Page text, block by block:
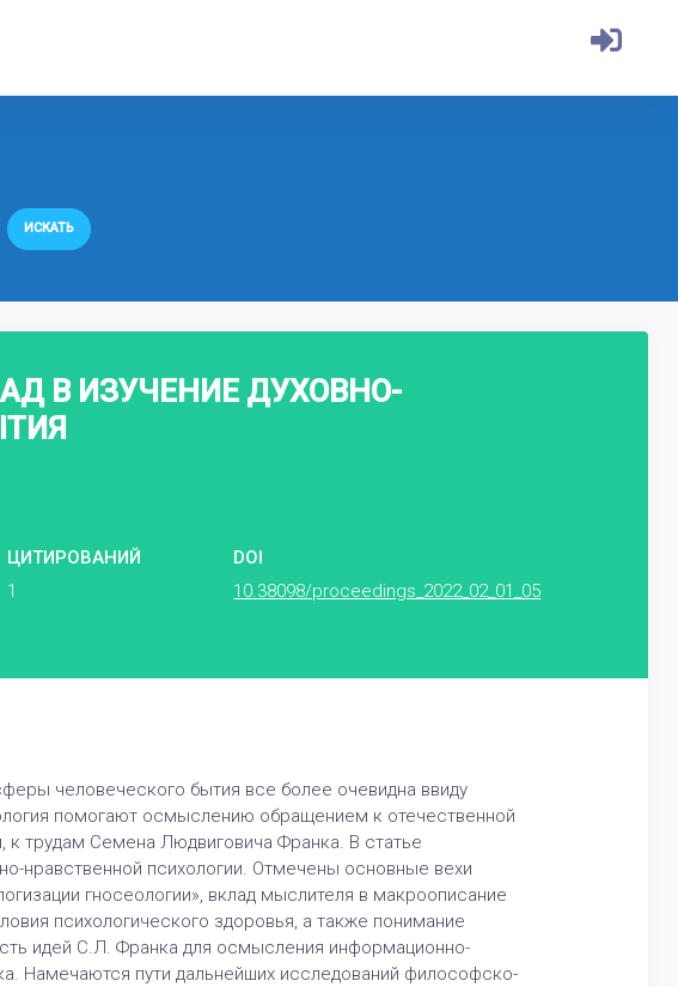
ИСКАТЬ
B ИЗУЧЕНИЕ ДУХОВНО-
ЦИТИРОВАНИЙ
1
DOI
10.38098/proceedings_2022_02_01_05
человеческого бытия все более очевидна ввиду
помогают осмыслению обращением к отечественной
трудам Семена Людвиговича Франка. В статье
нравственной психологии. Отмечены основные вехи
гносеологии», вклад мыслителя в макроописание
психологического здоровья, а также понимание
идей С.Л. Франка для осмысления информационно-
Намечаются пути дальнейших исследований философско-